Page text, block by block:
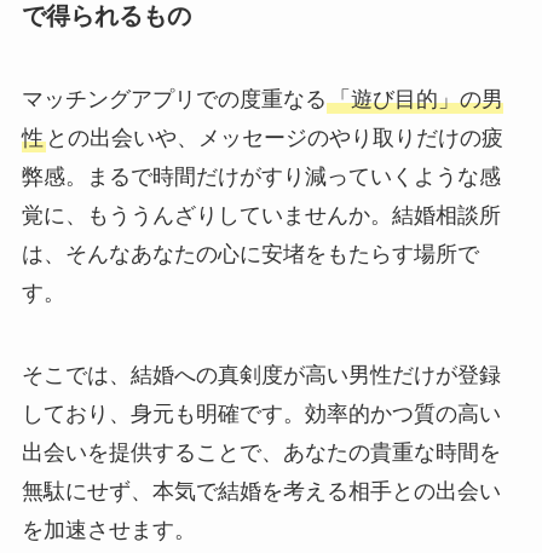
で得られるもの
マッチングアプリでの度重なる「遊び目的」の男
性との出会いや、メッセージのやり取りだけの疲
弊感。まるで時間だけがすり減っていくような感
覚に、もううんざりしていませんか。結婚相談所
は、そんなあなたの心に安堵をもたらす場所で
す。
そこでは、結婚への真剣度が高い男性だけが登録
しており、身元も明確です。効率的かつ質の高い
出会いを提供することで、あなたの貴重な時間を
無駄にせず、本気で結婚を考える相手との出会い
を加速させます。